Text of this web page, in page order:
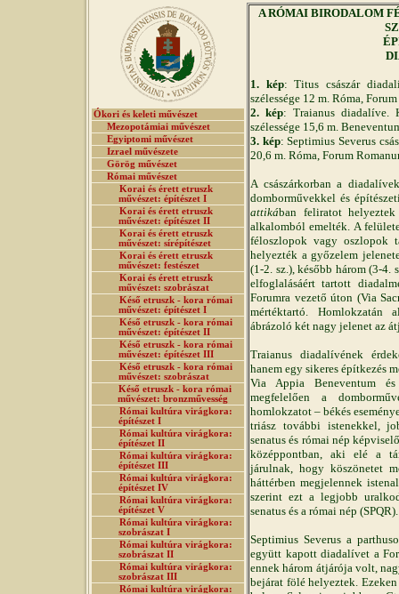
Ókori és keleti művészet
Mezopotámiai művészet
Egyiptomi művészet
Izrael művészete
Görög művészet
Római művészet
Korai és érett etruszk
művészet: építészet I
Korai és érett etruszk
művészet: építészet II
Korai és érett etruszk
művészet: sírépítészet
Korai és érett etruszk
művészet: festészet
Korai és érett etruszk
művészet: szobrászat
Késő etruszk - kora római
művészet: építészet I
Késő etruszk - kora római
művészet: építészet II
Késő etruszk - kora római
művészet: építészet III
Késő etruszk - kora római
művészet: szobrászat
Késő etruszk - kora római
művészet: bronzművesség
Római kultúra virágkora:
építészet I
Római kultúra virágkora:
építészet II
Római kultúra virágkora:
építészet III
Római kultúra virágkora:
építészet IV
Római kultúra virágkora:
építészet V
Római kultúra virágkora:
szobrászat I
Római kultúra virágkora:
szobrászat II
Római kultúra virágkora:
szobrászat III
Római kultúra virágkora:
A RÓMAI BIRODALOM
1. kép: Titus császár
szélessége 12 m. Róma,
2. kép: Traianus diadalíve.
szélessége 15,6 m.
3. kép: Septimius Severus
20,6 m. Róma, Forum
A császárkorban a
domborművekkel és
attikában feliratot
alkalomból emelték. A
féloszlopok vagy oszlopok
helyezték a győzelem
(1-2. sz.), később három (3-4.
elfoglalásáért tartott
Forumra vezető úton (Via
mértéktartó. Homlokzatán
ábrázoló két nagy jelenet az
Traianus diadalívének
hanem egy sikeres építkezés
Via Appia Beneventum
megfelelően a
homlokzatot – békés
triász további istenekkel,
senatus és római nép
középpontban, aki elé a
járulnak, hogy köszönetet
háttérben megjelennek
szerint ezt a legjobb
senatus és a római nép (SPQR).
Septimius Severus a
együtt kapott diadalívet a
ennek három átjárója volt,
bejárat fölé helyeztek.